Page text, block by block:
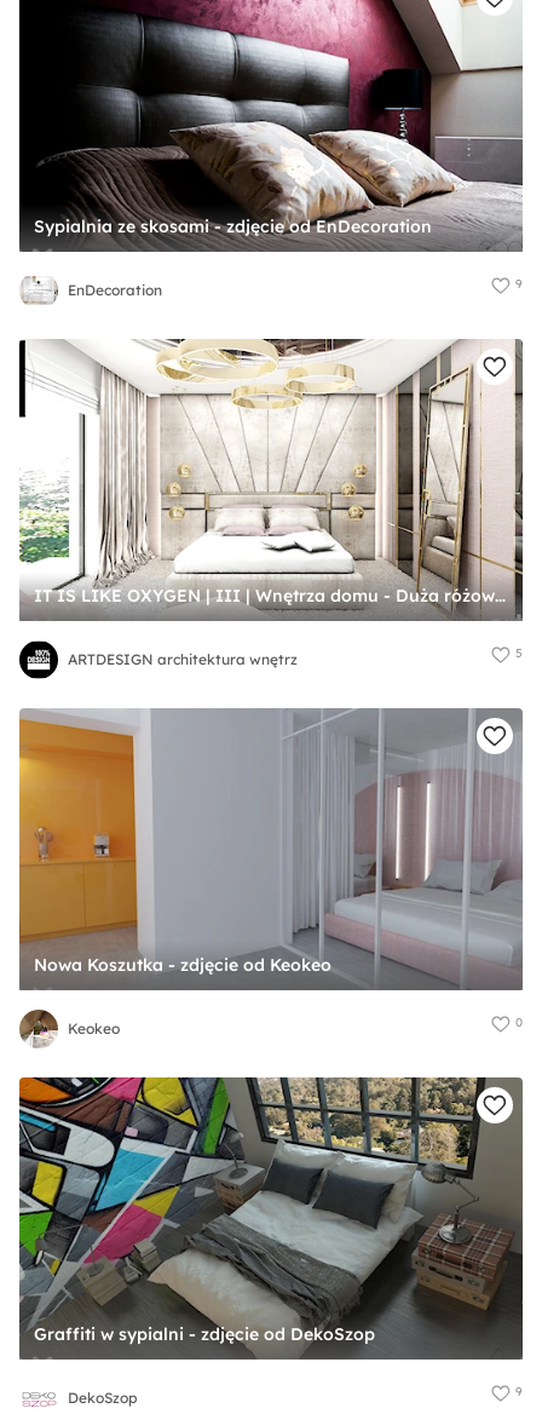
Sypialnia ze skosami - zdjęcie od EnDecoration
EnDecoration 9
IT IS LIKE OXYGEN | III | Wnętrza domu - Duża różowa sypialnia, styl nowoczesny - zdjęcie od ARTDESIGN architektura wnętrz
ARTDESIGN architektura wnętrz 5
Nowa Koszutka - zdjęcie od Keokeo
Keokeo 0
Graffiti w sypialni - zdjęcie od DekoSzop
DekoSzop 9